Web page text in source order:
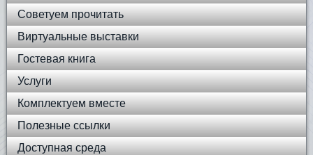
Советуем прочитать
Виртуальные выставки
Гостевая книга
Услуги
Комплектуем вместе
Полезные ссылки
Доступная среда